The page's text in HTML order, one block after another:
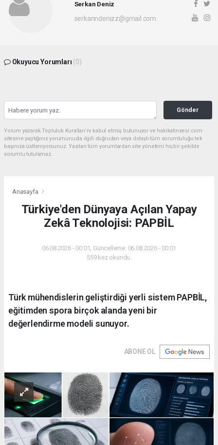
Serkan Deniz
serkanndenizz@gmail.com
Okuyucu Yorumları (0)
Gönder
Yorum yazarak Topluluk Kuralları’nı kabul etmiş bulunuyor ve hakikatinsesi.com
sitesine yaptığınız yorumunuzla ilgili doğrudan veya dolaylı tüm sorumluluğu tek
başınıza üstleniyorsunuz. Yazılan tüm yorumlardan site yönetimi hiçbir şekilde
sorumlu tutulamaz.
Anasayfa
Türkiye'den Dünyaya Açılan Yapay
Zekâ Teknolojisi: PAPBİL
06.08.2026 - 00:01, Güncelleme: 06.08.2026 - 00:01
559 kez okundu.
Türk mühendislerin geliştirdiği yerli sistem PAPBİL,
eğitimden spora birçok alanda yeni bir
değerlendirme modeli sunuyor.
ABONE OL